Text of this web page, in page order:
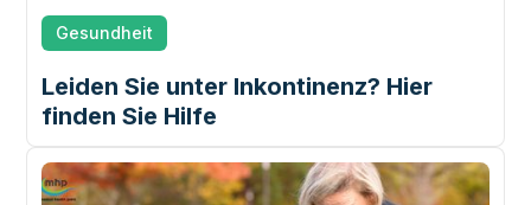
Gesundheit
Leiden Sie unter Inkontinenz? Hier
finden Sie Hilfe